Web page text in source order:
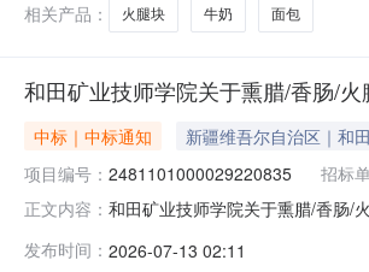
相关产品：
火腿块 牛奶 面包
和田矿业技师学院关于熏腊/香肠/
中标｜中标通知 新疆维吾尔自治区｜和
项目编号： 2481101000029220835 招标
正文内容： 和田矿业技师学院关于熏腊/香肠/
所在行政区划编码:653224项目所
发布时间： 2026-07-13 02:11